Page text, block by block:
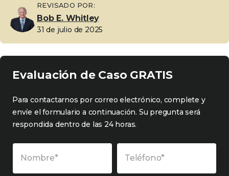
REVISADO POR:
Bob E. Whitley
31 de julio de 2025
Evaluación de Caso GRATIS
Para contactarnos por correo electrónico, complete y
envíe el formulario a continuación. Su pregunta será
respondida dentro de las 24 horas.
Nombre* Teléfono*